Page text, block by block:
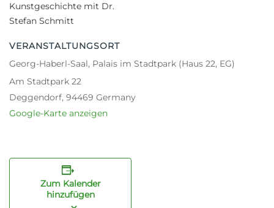
Zum Kalender
hinzufügen
Kunstgeschichte mit Dr.
Stefan Schmitt
VERANSTALTUNGSORT
Georg-Haberl-Saal, Palais im Stadtpark (Haus 22, EG)
Am Stadtpark 22
Deggendorf, 94469 Germany
Google-Karte anzeigen